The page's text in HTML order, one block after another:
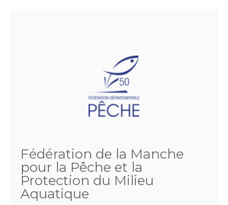
Fédération de la Manche
pour la Pêche et la
Protection du Milieu
Aquatique